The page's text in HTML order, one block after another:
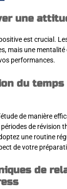
une
est crucial.
mais une
performances.
du
de manière
de révision
une routine
de votre
de